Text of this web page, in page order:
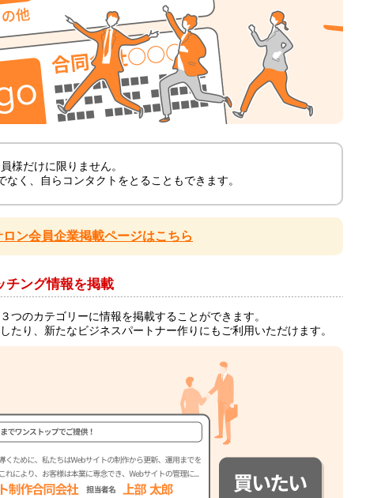
様だけに限りません。
く、自らコンタクトをとることもできます。
ン会員企業掲載ページはこちら
チング情報を掲載
つのカテゴリーに情報を掲載することができます。
たり、新たなビジネスパートナー作りにもご利用いただけます。